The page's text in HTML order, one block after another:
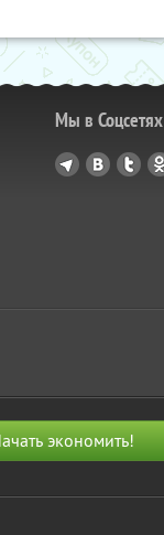
Мы в Соцсетях